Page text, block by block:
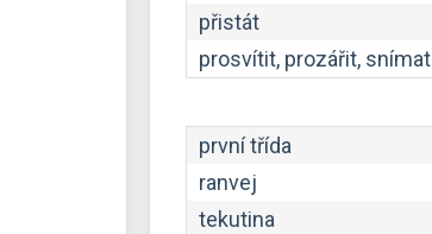
přistát
prosvítit, prozářit, snímat
první třída
ranvej
tekutina